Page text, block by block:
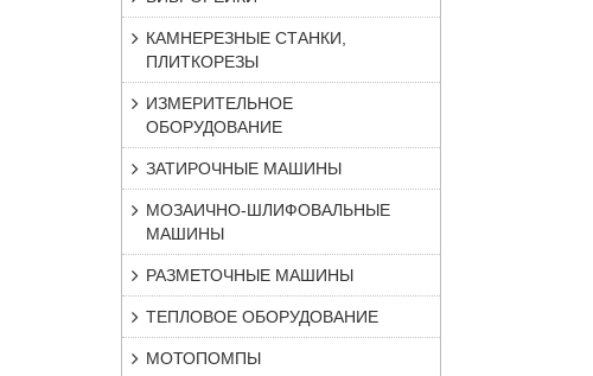
КАМНЕРЕЗНЫЕ СТАНКИ,
ПЛИТКОРЕЗЫ
ИЗМЕРИТЕЛЬНОЕ
ОБОРУДОВАНИЕ
ЗАТИРОЧНЫЕ МАШИНЫ
МОЗАИЧНО-ШЛИФОВАЛЬНЫЕ
МАШИНЫ
РАЗМЕТОЧНЫЕ МАШИНЫ
ТЕПЛОВОЕ ОБОРУДОВАНИЕ
МОТОПОМПЫ